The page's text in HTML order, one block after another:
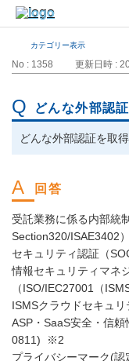
カテゴリー表示
No : 1358 更新日時 :
どんな外部認
どんな外部認証を取
受託業務に係る内部統
Section320/ISAE3402）
セキュリティ認証（
情報セキュリティマネ
（ISO/IEC27001（
ISMSクラウドセキュリ
ASP・SaaS安全・信
0811) ※2
プライバシーマーク(